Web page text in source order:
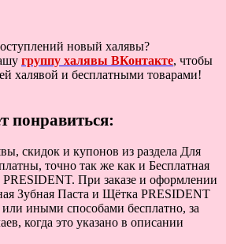
новый халявы?
группу халявы ВКонтакте, чтобы
халявой и бесплатными товарами!
понравиться:
скидок и купонов из раздела Для
точно так же как и Бесплатная
При заказе и оформлении
Зубная Паста и Щётка PRESIDENT
или иными способами бесплатно, за
когда это указано в описании